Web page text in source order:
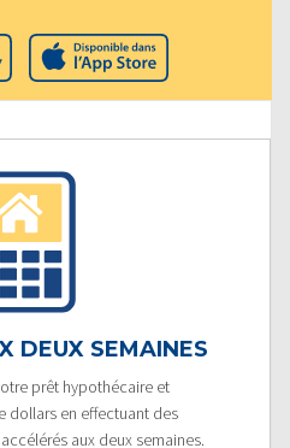
DEUX SEMAINES
prêt hypothécaire et
dollars en effectuant des
aux deux semaines.